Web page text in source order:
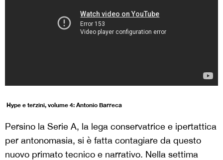
Hype e terzini, volume 4: Antonio Barreca
Persino la Serie A, la lega conservatrice e ipertattica
per antonomasia, si è fatta contagiare da questo
nuovo primato tecnico e narrativo. Nella settima